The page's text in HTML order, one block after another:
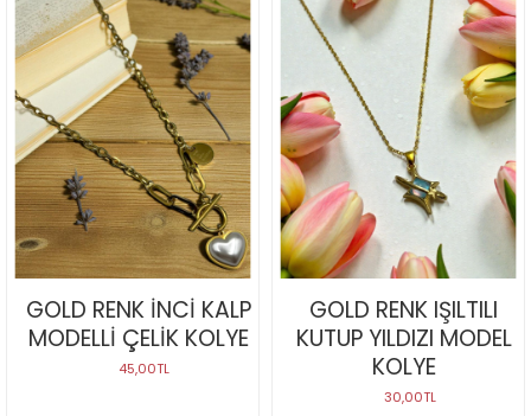
GOLD RENK İNCİ KALP
MODELLİ ÇELİK KOLYE
45,00TL
GOLD RENK IŞILTILI
KUTUP YILDIZI MODEL
KOLYE
30,00TL